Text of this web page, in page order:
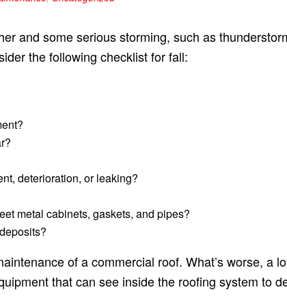
and some serious storming, such as
the following checklist for fall:
deterioration, or leaking?
metal cabinets, gaskets, and pipes?
of a commercial roof. What’s worse, a
that can see i​nside t​he roofing system to